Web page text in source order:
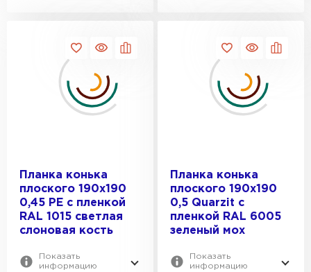
Планка конька
плоского 190х190
0,45 PE с пленкой
RAL 1015 светлая
слоновая кость
Показать
информацию
Планка конька
плоского 190х190
0,5 Quarzit с
пленкой RAL 6005
зеленый мох
Показать
информацию